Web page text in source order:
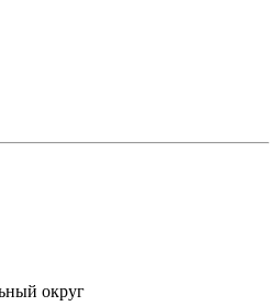
округ